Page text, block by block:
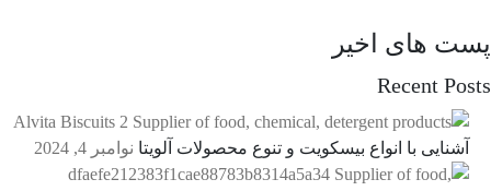
پست های اخیر
Recent Posts
آشنایی با انواع بیسکویت و تنوع محصولات آلویتا نوامبر 4, 2024